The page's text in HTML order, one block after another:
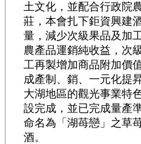
土文化，並配合行政院
莊，本會扎下鉅資興建
量，減少次級果品及加
農產品運銷純收益，次
工再製增加商品附加價
成產制、銷、一元化提
大湖地區的觀光事業特
設完成，並已完成量產
命名為「湖苺戀」之草
酒。